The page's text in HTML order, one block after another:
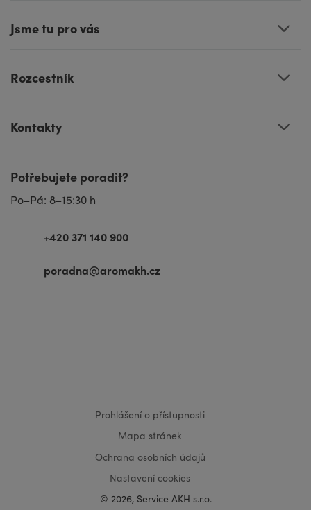
Jsme tu pro vás
Rozcestník
Kontakty
Potřebujete poradit?
Po–Pá: 8–15:30 h
+420 371 140 900
poradna@aromakh.cz
Prohlášení o přístupnosti
Mapa stránek
Ochrana osobních údajů
Nastavení cookies
© 2026, Service AKH s.r.o.